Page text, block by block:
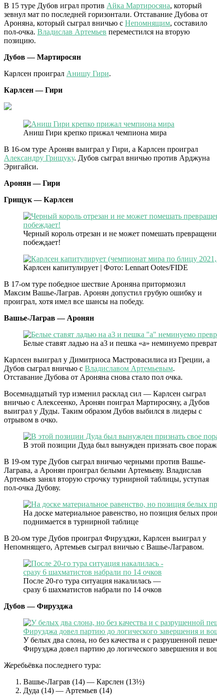
В 15 туре Дубов играл против Айка Мартиросяна, который
зевнул мат по последней горизонтали. Отставание Дубова от
Ароняна, который сыграл вничью с Непомнящим, составило
пол-очка. Владислав Артемьев переместился на вторую
позицию.
Дубов — Мартиросян
Карлсен проиграл Анишу Гири.
Карлсен — Гири
Аниш Гири крепко прижал чемпиона мира
В 16-ом туре Аронян выиграл у Гири, а Карлсен проиграл
Александру Грищуку. Дубов сыграл вничью против Арджуна
Эригайси.
Аронян — Гири
Грищук — Карлсен
Черный король отрезан и не может помешать
побеждает!
Карлсен капитулирует | Фото: Lennart Ootes/FIDE
В 17-ом туре победное шествие Ароняна притормозил
Максим Вашье-Лаграв. Аронян допустил грубую ошибку и
проиграл, хотя имел все шансы на победу.
Вашье-Лаграв — Аронян
Белые ставят ладью на а3 и пешка «а» неминуемо
Карлсен выиграл у Димитриоса Мастровасилиса из Греции, а
Дубов сыграл вничью с Владиславом Артемьевым.
Отставание Дубова от Ароняна снова стало пол очка.
Восемнадцатый тур изменил расклад сил — Карлсен сыграл
вничью с Алексеенко, Аронян поиграл Мартиросяну, а Дубов
выиграл у Дуды. Таким образом Дубов выбился в лидеры с
отрывом в очко.
В этой позиции Дуда был вынужден признать свое
В 19-ом туре Дубов сыграл вничью черными против Вашье-
Лаграва, а Аронян проиграл белыми Артемьеву. Владислав
Артемьев занял вторую строчку турнирной таблицы, уступая
пол-очка Дубову.
На доске материальное равенство, но позиция белых
поднимается в турнирной таблице
В 20-ом туре Дубов проиграл Фирузджи, Карлсен выиграл у
Непомнящего, Артемьев сыграл вничью с Вашье-Лагравом.
После 20-го тура ситуация накалилась —
сразу 6 шахматистов набрали по 14 очков
Дубов — Фирузджа
У белых два слона, но без качества и с разрушенной
Фирузджа довел партию до логического завершения и
Жеребьёвка последнего тура:
Вашье-Лаграв (14) — Карслен (13½)
Дуда (14) — Артемьев (14)